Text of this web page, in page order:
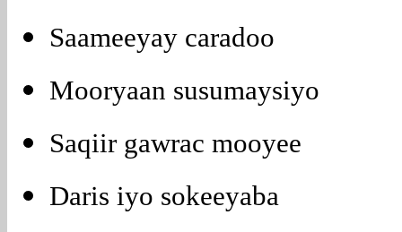
Saameeyay caradoo
Mooryaan susumaysiyo
Saqiir gawrac mooyee
Daris iyo sokeeyaba